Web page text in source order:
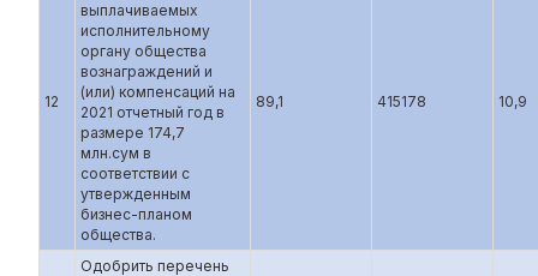
12
выплачиваемых
исполнительному
органу общества
вознаграждений и
(или) компенсаций на
2021 отчетный год в
размере 174,7
млн.сум в
соответствии с
утвержденным
бизнес-планом
общества.
89,1 415178 10,9
Одобрить перечень